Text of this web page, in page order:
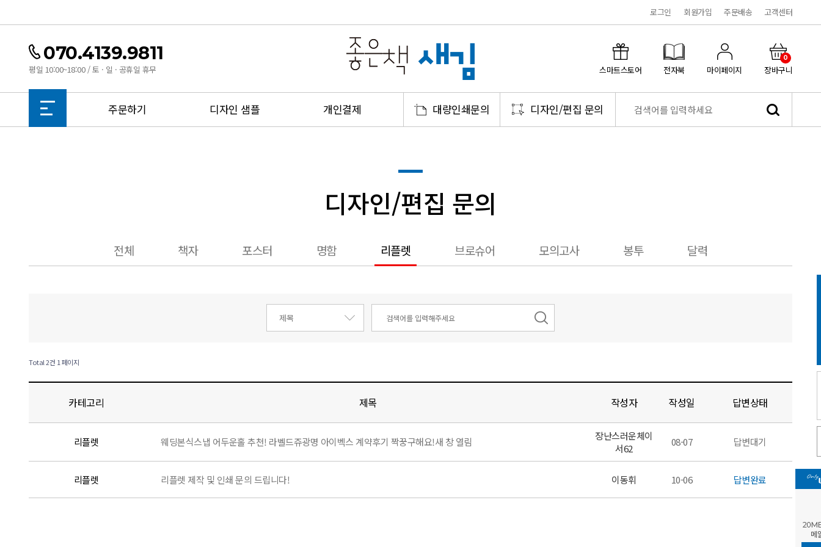
로그인 회원가입 주문배송 고객센터
070.4139.9811
평일 10:00~18:00 / 토 · 일 · 공휴일 휴무 스마트스토어 전자북 마이페이지
0
장바구니
주문하기 디자인 샘플 개인결제 대량인쇄문의 디자인/편집 문의
디자인/편집 문의
전체 책자 포스터 명함 리플렛 브로슈어 모의고사 봉투 달력
Total 2건 1 페이지
카테고리 제목 작성자 작성일 답변상태
리플렛 웨딩본식스냅 어두운홀 추천! 라벨드쥬광명 아이벡스 계약후기 짝꿍구해요!새 창 열림
장난스러운체이
서62
08-07 답변대기
리플렛 리플렛 제작 및 인쇄 문의 드립니다! 이동휘 10-06 답변완료